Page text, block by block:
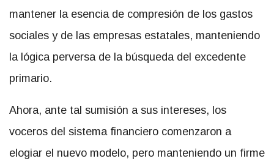
mantener la esencia de compresión de los gastos
sociales y de las empresas estatales, manteniendo
la lógica perversa de la búsqueda del excedente
primario.
Ahora, ante tal sumisión a sus intereses, los
voceros del sistema financiero comenzaron a
elogiar el nuevo modelo, pero manteniendo un firme